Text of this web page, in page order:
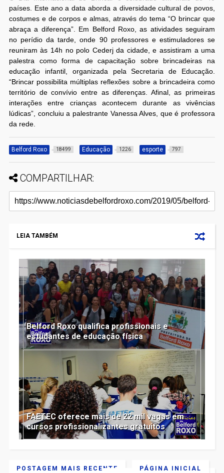
países. Este ano a data aborda a diversidade cultural de povos,
costumes e de corpos e almas, através do tema “O brincar que
abraça a diferença”. Em Belford Roxo, as atividades seguiram
no perídio da tarde, onde 90 professores e estimuladores se
reuniram às 14h no polo Cederj da cidade, e assistiram a uma
palestra como forma de capacitação sobre brincadeiras na
educação infantil, organizada pela Secretaria de Educação.
“Brincar possibilita múltiplas reflexões sobre a brincadeira como
território de convívio entre as diferenças. Afinal, as primeiras
interações entre crianças acontecem durante as vivências
lúdicas”, concluiu a palestrante Vanessa Alves, que é professora
da rede.
Belford Roxo 18499 Educação 1226 esporte 797
COMPARTILHAR:
LEIA TAMBÉM
Belford Roxo qualifica profissionais e
estudantes de educação física
FAETEC oferece mais de 22 mil vagas em
cursos profissionalizantes gratuitos
POSTAGEM MAIS RECENTE PÁGINA INICIAL